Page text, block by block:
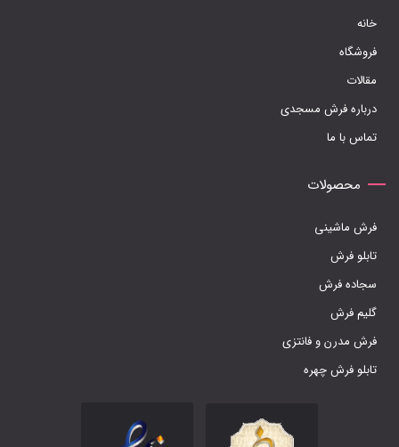
است
صفحه
محصول
انتخاب
خانه
فروشگاه
مقالات
درباره فرش مسجدی
تماس با ما
محصولات
فرش ماشینی
تابلو فرش
سجاده فرش
گلیم فرش
فرش مدرن و فانتزی
تابلو فرش چهره